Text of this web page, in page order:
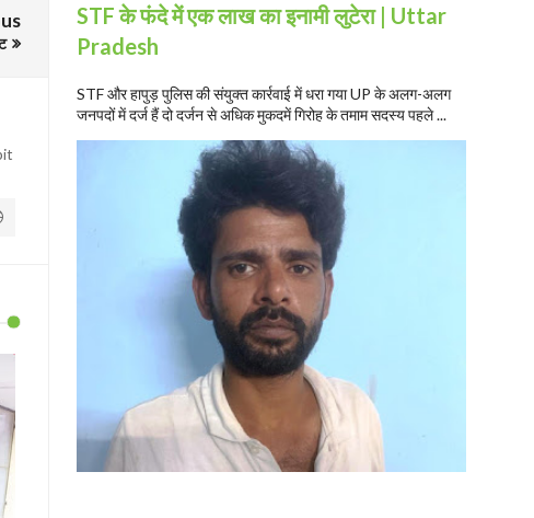
STF के फंदे में एक लाख का इनामी लुटेरा | Uttar
Pradesh
STF और हापुड़ पुलिस की संयुक्त कार्रवाई में धरा गया UP के अलग-अलग
जनपदों में दर्ज हैं दो दर्जन से अधिक मुकदमें गिरोह के तमाम सदस्य पहले ...